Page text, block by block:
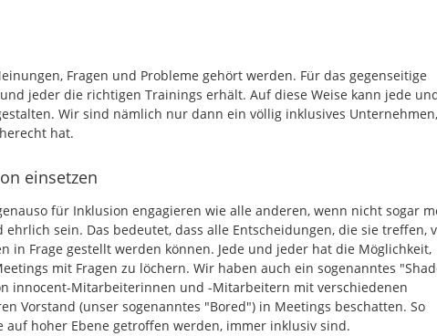
Fragen und Probleme gehört werden. Für das gegenseitige
jeder die richtigen Trainings erhält. Auf diese Weise kann jede
Wir sind nämlich nur dann ein völlig inklusives Unternehmen,
hat.
einsetzen
für Inklusion engagieren wie alle anderen, wenn nicht sogar
sein. Das bedeutet, dass alle Entscheidungen, die sie treffen,
in Frage gestellt werden können. Jede und jeder hat die Möglichkeit,
mit Fragen zu löchern. Wir haben auch ein sogenanntes
innocent-Mitarbeiterinnen und -Mitarbeitern mit verschiedenen
Vorstand (unser sogenanntes "Bored") in Meetings beschatten. So
hoher Ebene getroffen werden, immer inklusiv sind.